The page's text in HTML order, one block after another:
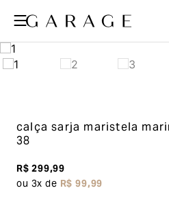
calça sarja maristela
38
R$299,99
ou 3x de R$99,99